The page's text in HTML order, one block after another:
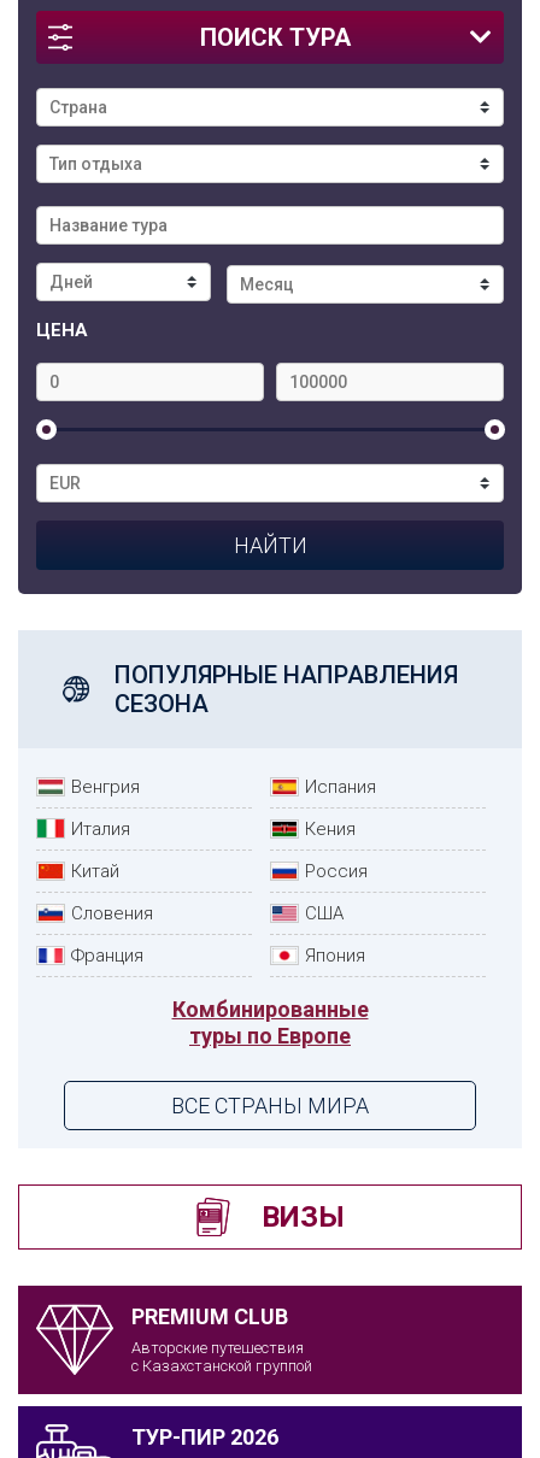
ПОИСК ТУРА
ЦЕНА
ПОПУЛЯРНЫЕ НАПРАВЛЕНИЯ
СЕЗОНА
Венгрия
Испания
Италия
Кения
Китай
Россия
Словения
США
Франция
Япония
Комбинированные
туры по Европе
ВСЕ СТРАНЫ МИРА
ВИЗЫ
PREMIUM CLUB
Авторские путешествия
с Казахстанской группой
ТУР-ПИР 2026